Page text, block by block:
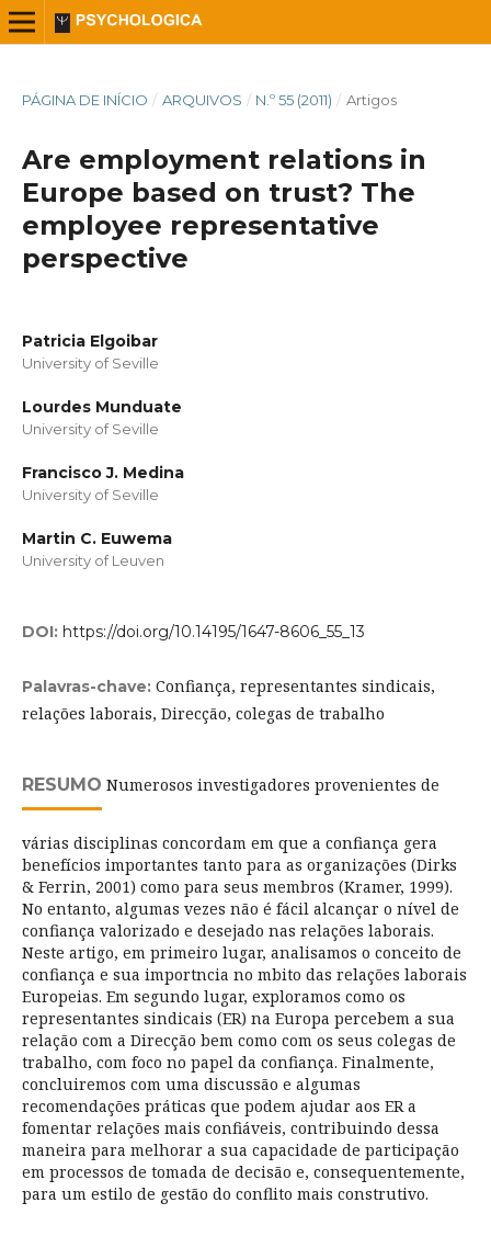
PÁGINA DE INÍCIO / ARQUIVOS / N.º 55 (2011) / Artigos
Are employment relations in
Europe based on trust? The
employee representative
perspective
Patricia Elgoibar
University of Seville
Lourdes Munduate
University of Seville
Francisco J. Medina
University of Seville
Martin C. Euwema
University of Leuven
DOI: https://doi.org/10.14195/1647-8606_55_13
Palavras-chave: Confiança, representantes sindicais,
relações laborais, Direcção, colegas de trabalho
RESUMO Numerosos investigadores provenientes de
várias disciplinas concordam em que a confiança gera
benefícios importantes tanto para as organizações (Dirks
& Ferrin, 2001) como para seus membros (Kramer, 1999).
No entanto, algumas vezes não é fácil alcançar o nível de
confiança valorizado e desejado nas relações laborais.
Neste artigo, em primeiro lugar, analisamos o conceito de
confiança e sua importncia no mbito das relações laborais
Europeias. Em segundo lugar, exploramos como os
representantes sindicais (ER) na Europa percebem a sua
relação com a Direcção bem como com os seus colegas de
trabalho, com foco no papel da confiança. Finalmente,
concluiremos com uma discussão e algumas
recomendações práticas que podem ajudar aos ER a
fomentar relações mais confiáveis, contribuindo dessa
maneira para melhorar a sua capacidade de participação
em processos de tomada de decisão e, consequentemente,
para um estilo de gestão do conflito mais construtivo.